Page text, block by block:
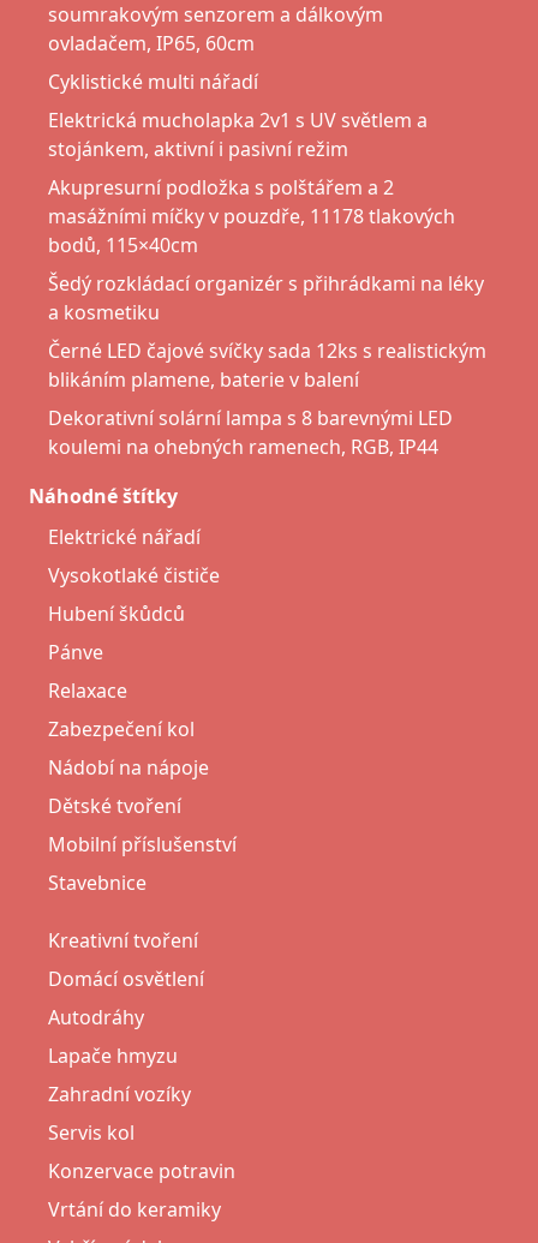
soumrakovým senzorem a dálkovým
ovladačem, IP65, 60cm
Cyklistické multi nářadí
Elektrická mucholapka 2v1 s UV světlem a
stojánkem, aktivní i pasivní režim
Akupresurní podložka s polštářem a 2
masážními míčky v pouzdře, 11178 tlakových
bodů, 115×40cm
Šedý rozkládací organizér s přihrádkami na léky
a kosmetiku
Černé LED čajové svíčky sada 12ks s realistickým
blikáním plamene, baterie v balení
Dekorativní solární lampa s 8 barevnými LED
koulemi na ohebných ramenech, RGB, IP44
Náhodné štítky
Elektrické nářadí
Vysokotlaké čističe
Hubení škůdců
Pánve
Relaxace
Zabezpečení kol
Nádobí na nápoje
Dětské tvoření
Mobilní příslušenství
Stavebnice
Kreativní tvoření
Domácí osvětlení
Autodráhy
Lapače hmyzu
Zahradní vozíky
Servis kol
Konzervace potravin
Vrtání do keramiky